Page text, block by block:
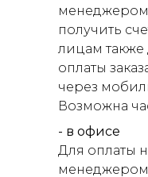
менеджером
получить
лицам также
оплаты
через
Возможна
- в офисе
Для оплаты
менеджером